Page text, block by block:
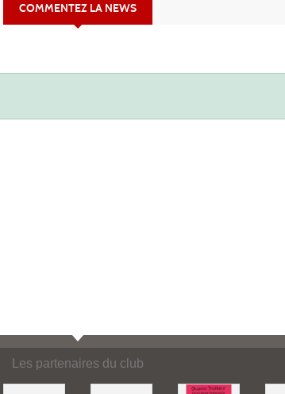
COMMENTEZ LA NEWS
Les partenaires du club